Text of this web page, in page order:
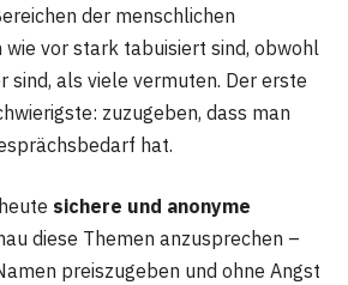
der menschlichen
wie vor stark tabuisiert sind, obwohl
sind, als viele vermuten. Der erste
zuzugeben, dass man
hat.
sichere und anonyme
diese Themen anzusprechen –
preiszugeben und ohne Angst